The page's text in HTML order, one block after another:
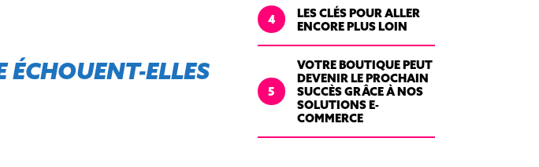
ELLES
4
LES CLÉS POUR ALLER
ENCORE PLUS LOIN
5
VOTRE BOUTIQUE PEUT
DEVENIR LE PROCHAIN
SUCCÈS GRÂCE À NOS
SOLUTIONS E-
COMMERCE